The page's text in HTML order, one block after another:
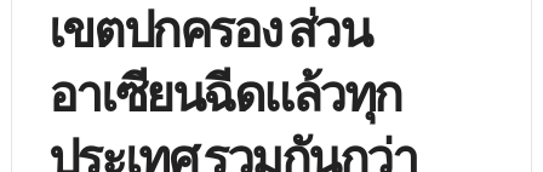
เขตปกครอง ส่วน
อาเซียนฉีดแล้วทุก